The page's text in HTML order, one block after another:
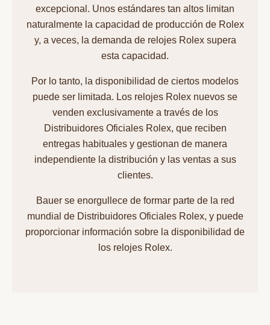
excepcional. Unos estándares tan altos limitan
naturalmente la capacidad de producción de Rolex
y, a veces, la demanda de relojes Rolex supera
esta capacidad.
Por lo tanto, la disponibilidad de ciertos modelos
puede ser limitada. Los relojes Rolex nuevos se
venden exclusivamente a través de los
Distribuidores Oficiales Rolex, que reciben
entregas habituales y gestionan de manera
independiente la distribución y las ventas a sus
clientes.
Bauer se enorgullece de formar parte de la red
mundial de Distribuidores Oficiales Rolex, y puede
proporcionar información sobre la disponibilidad de
los relojes Rolex.